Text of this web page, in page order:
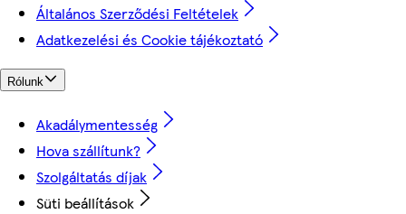
Általános Szerződési Feltételek
Adatkezelési és Cookie tájékoztató
Rólunk
Akadálymentesség
Hova szállítunk?
Szolgáltatás díjak
Süti beállítások